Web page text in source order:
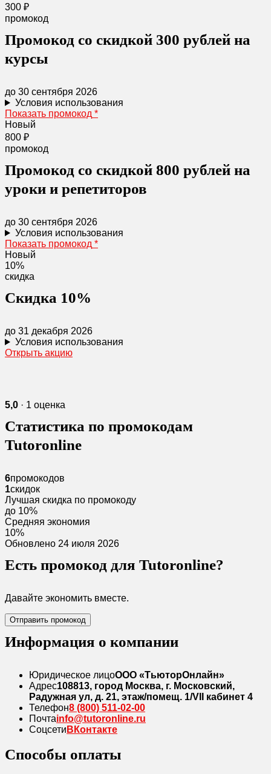
300 ₽
промокод
Промокод со скидкой 300 рублей на
курсы
до 30 сентября 2026
Условия использования
Показать промокод *
Новый
800 ₽
промокод
Промокод со скидкой 800 рублей на
уроки и репетиторов
до 30 сентября 2026
Условия использования
Показать промокод *
Новый
10%
скидка
Скидка 10%
до 31 декабря 2026
Условия использования
Открыть акцию
5,0 · 1 оценка
Статистика по промокодам
Tutoronline
6промокодов
1скидок
Лучшая скидка по промокоду
до 10%
Средняя экономия
10%
Обновлено 24 июля 2026
Есть промокод для Tutoronline?
Давайте экономить вместе.
Отправить промокод
Информация о компании
Юридическое лицоООО «ТьюторОнлайн»
Адрес108813, город Москва, г. Московский,
Радужная ул, д. 21, этаж/помещ. 1/VII кабинет 4
Телефон8 (800) 511-02-00
Почтаinfo@tutoronline.ru
Соцсети ВКонтакте
Способы оплаты